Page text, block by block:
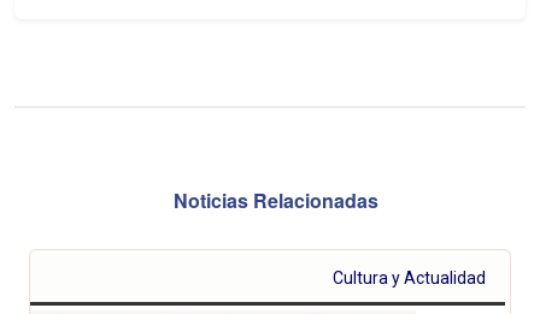
Noticias Relacionadas
Cultura y Actualidad